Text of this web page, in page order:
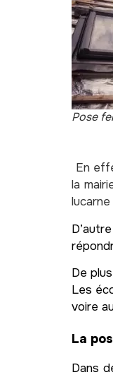
Pose
En
la
De
Les
voire
La
Dans